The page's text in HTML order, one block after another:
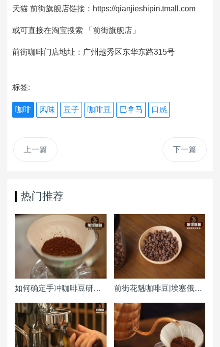
天猫 前街旗舰店链接：https://qianjieshipin.tmall.com
或可直接在淘宝搜索 「前街旗舰店」
前街咖啡门店地址：广州越秀区东华东路315号
标签:
咖啡 风味 豆子 咖啡豆 巴拿马 口感
上一篇 下一篇
热门推荐
如何确定手冲咖啡豆研磨度粗细（粗幼） 咖啡磨豆机刻度怎么调整？ 前街花魁咖啡豆|埃塞俄比亚原西达摩古吉产区日晒花魁咖啡产区风味特点 和瑰夏有关系吗